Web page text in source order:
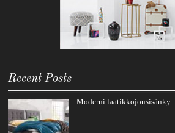
Recent Posts
Moderni